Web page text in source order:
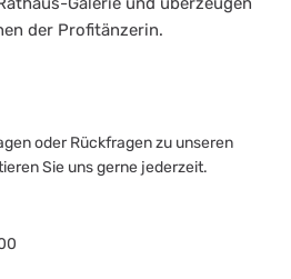
der Profitänzerin.
oder Rückfragen zu unseren
Sie uns gerne jederzeit.